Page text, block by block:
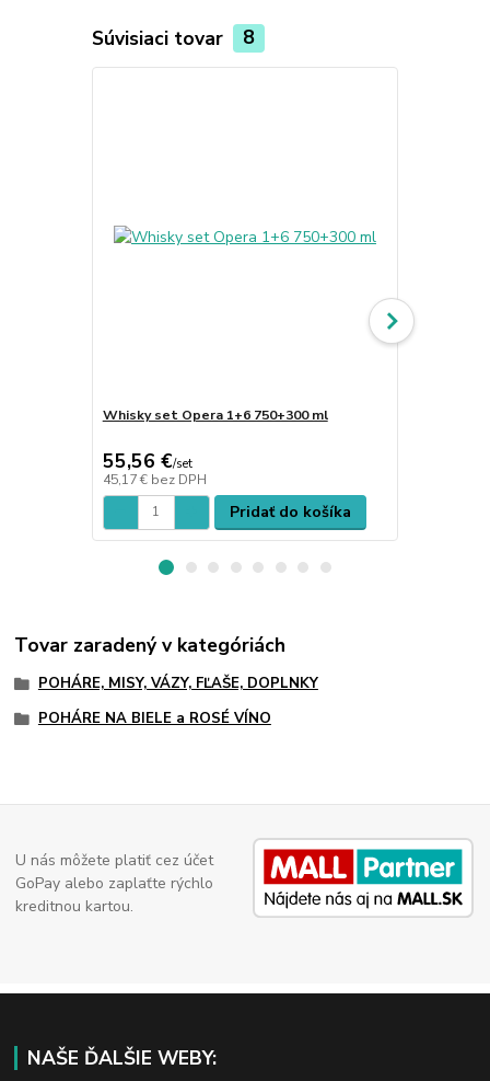
Súvisiaci tovar 8
Whisky set Opera 1+6 750+300 ml
55,56 €/set
45,17 € bez DPH
Pridať do košíka
Tovar zaradený v kategóriách
POHÁRE, MISY, VÁZY, FĽAŠE, DOPLNKY
POHÁRE NA BIELE a ROSÉ VÍNO
U nás môžete platiť cez účet
GoPay alebo zaplaťte rýchlo
kreditnou kartou.
NAŠE ĎALŠIE WEBY: